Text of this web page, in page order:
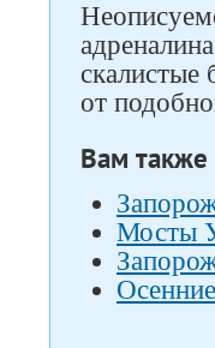
скалистые
от
Вам
Мосты